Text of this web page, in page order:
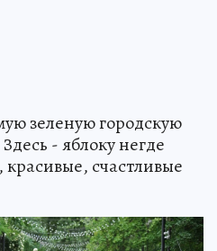
зеленую городскую
- яблоку негде
счастливые